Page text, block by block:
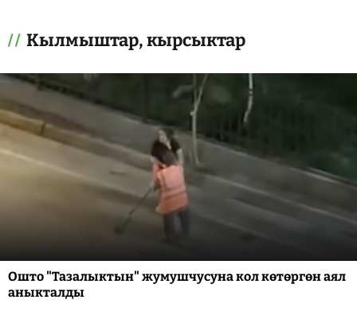
Кылмыштар, кырсыктар
Ошто "Тазалыктын" жумушчусуна кол көтөргөн аял
аныкталды